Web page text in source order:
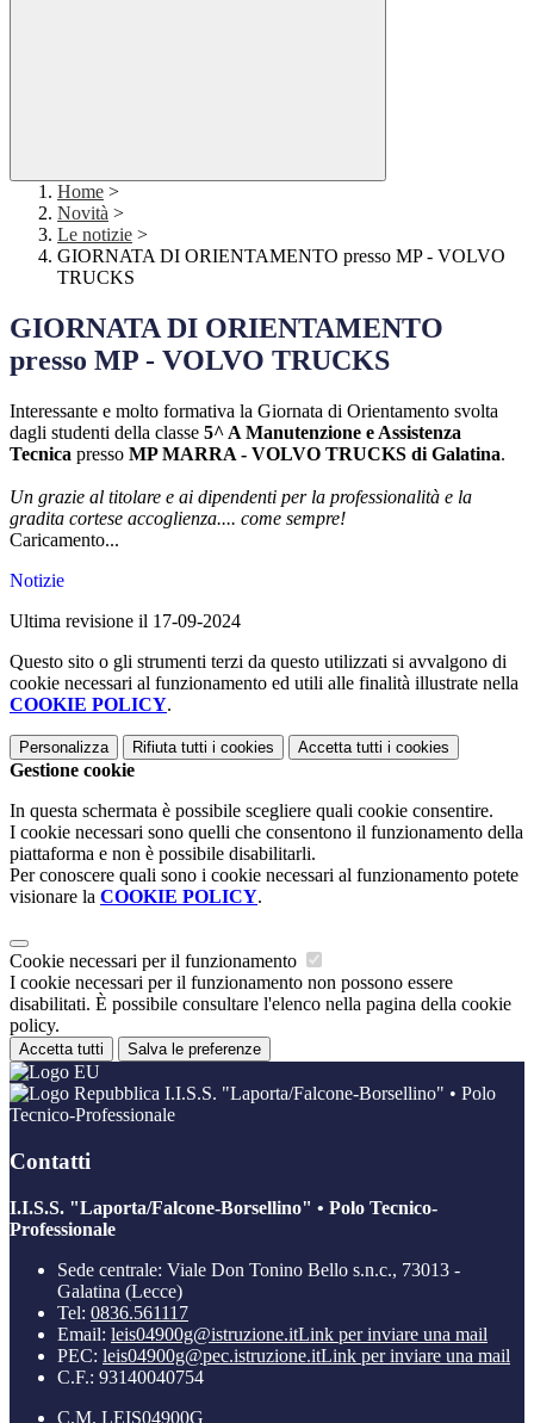
Home >
Novità >
Le notizie >
GIORNATA DI ORIENTAMENTO presso MP - VOLVO
TRUCKS
GIORNATA DI ORIENTAMENTO
presso MP - VOLVO TRUCKS
Interessante e molto formativa la Giornata di Orientamento svolta
dagli studenti della classe 5^ A Manutenzione e Assistenza
Tecnica presso MP MARRA - VOLVO TRUCKS di Galatina.
Un grazie al titolare e ai dipendenti per la professionalità e la
gradita cortese accoglienza.... come sempre!
Caricamento...
Notizie
Ultima revisione il 17-09-2024
Questo sito o gli strumenti terzi da questo utilizzati si avvalgono di
cookie necessari al funzionamento ed utili alle finalità illustrate nella
COOKIE POLICY.
Personalizza Rifiuta tutti i cookies Accetta tutti i cookies
Gestione cookie
In questa schermata è possibile scegliere quali cookie consentire.
I cookie necessari sono quelli che consentono il funzionamento della
piattaforma e non è possibile disabilitarli.
Per conoscere quali sono i cookie necessari al funzionamento potete
visionare la COOKIE POLICY.
Cookie necessari per il funzionamento
I cookie necessari per il funzionamento non possono essere
disabilitati. È possibile consultare l'elenco nella pagina della cookie
policy.
Accetta tutti Salva le preferenze
I.I.S.S. "Laporta/Falcone-Borsellino" • Polo
Tecnico-Professionale
Contatti
I.I.S.S. "Laporta/Falcone-Borsellino" • Polo Tecnico-
Professionale
Sede centrale: Viale Don Tonino Bello s.n.c., 73013 -
Galatina (Lecce)
Tel: 0836.561117
Email: leis04900g@istruzione.itLink per inviare una mail
PEC: leis04900g@pec.istruzione.itLink per inviare una mail
C.F.: 93140040754
C.M. LEIS04900G